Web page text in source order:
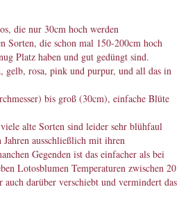
die nur 30cm hoch werden
Sorten, die schon mal 150-200cm hoch
Platz haben und gut gedüngt sind.
gelb, rosa, pink und purpur, und all das in
bis groß (30cm), einfache Blüte
alte Sorten sind leider sehr blühfaul
ausschließlich mit ihren
Gegenden ist das einfacher als bei
Lotosblumen Temperaturen zwischen 20
auch darüber verschiebt und vermindert das